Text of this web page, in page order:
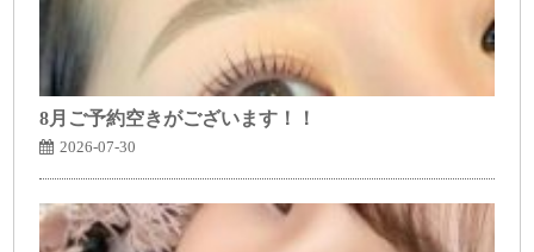
8月ご予約空きがございます！！
2026-07-30